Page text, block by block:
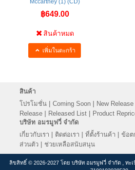
Mccartney (1) (CD)
฿649.00
สินค้าหมด
เพิ่มในตะกร้า
สินค้า
โปรโมชั่น | Coming Soon | New Release
Release | Released List | Product
บริษัท อมรมูฟวี่ จำกัด
เกี่ยวกับเรา | ติดต่อเรา | ที่ตั้งร้านค้า | ข้อต
ส่วนตัว | ช่วยเหลือสนับสนุน
ลิขสิทธิ์ © 2026-2027 โดย บริษัท อมรมูฟวี่ จำกัด , ท